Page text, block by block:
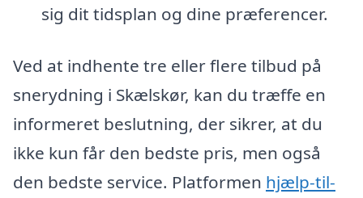
sig dit tidsplan og dine præferencer.
Ved at indhente tre eller flere tilbud på
snerydning i Skælskør, kan du træffe en
informeret beslutning, der sikrer, at du
ikke kun får den bedste pris, men også
den bedste service. Platformen hjælp-til-